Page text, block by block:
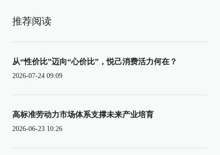
推荐阅读
从“性价比”迈向“心价比”，悦己消费活力何在？
2026-07-24 09:09
高标准劳动力市场体系支撑未来产业培育
2026-06-23 10:26